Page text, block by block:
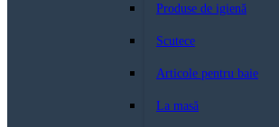
Produse de igienă
Scutece
Articole pentru baie
La masă